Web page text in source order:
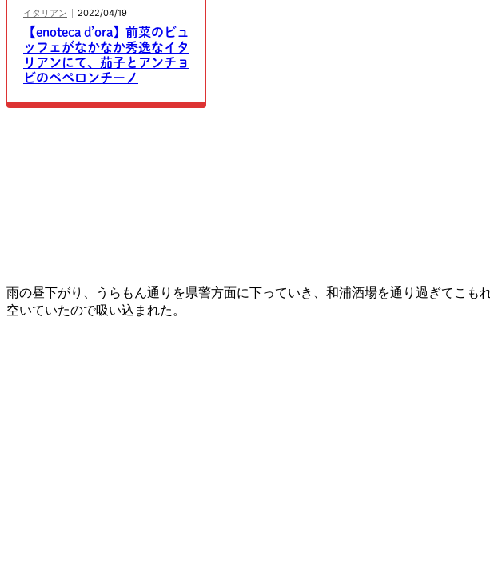
イタリアン 2022/04/19
【enoteca d’ora】前菜のビュ
ッフェがなかなか秀逸なイタ
リアンにて、茄子とアンチョ
ビのペペロンチーノ
雨の昼下がり、うらもん通りを県警方面に下っていき、和浦酒場を通り過ぎてこも
空いていたので吸い込まれた。